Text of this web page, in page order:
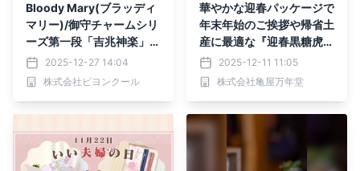
Bloody Mary(ブラッディ
マリー)/御守チャームシリ
ーズ第一段「吉兆神楽」、
2026年1月3日(土)発売
2025-12-27 14:04
株式会社ビヨンクール
華やかな迎春パッケージで
年末年始のご挨拶や帰省土
産に最適な『迎春黒糖虎
焼・迎春バター虎焼』が期
間限定販売！
2025-12-11 11:05
株式会社亀屋万年堂